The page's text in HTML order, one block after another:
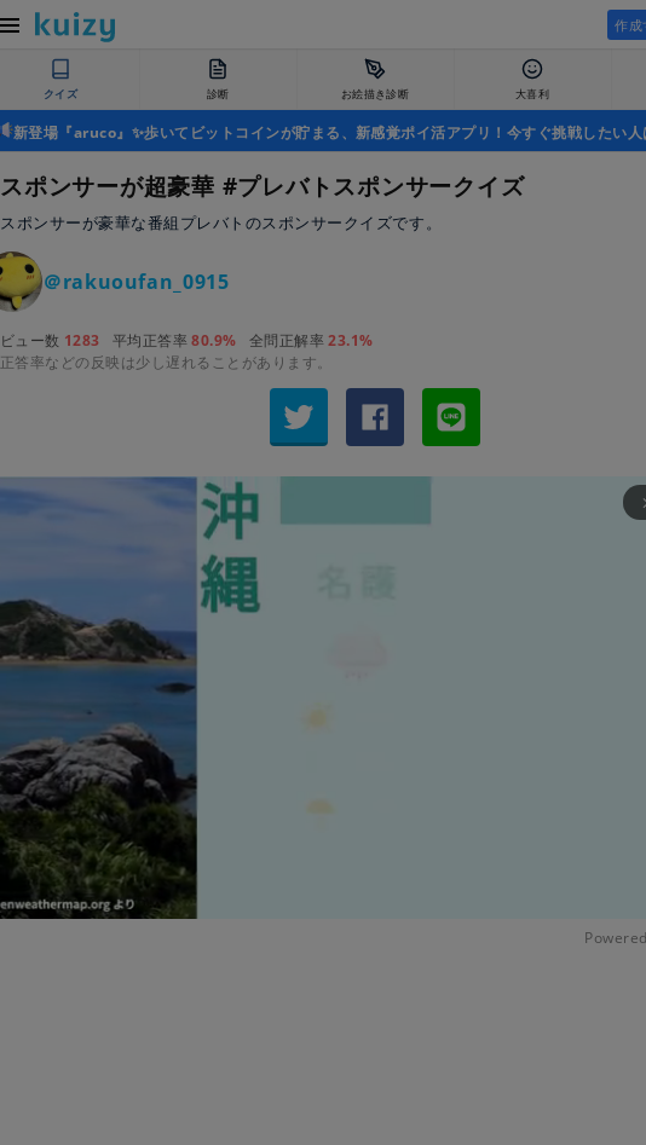
作成
クイズ 診断 お絵描き診断 大喜利
新登場『aruco』✨歩いてビットコインが貯まる、新感覚ポイ活アプリ！今すぐ挑戦したい人
スポンサーが超豪華 #プレバトスポンサークイズ
スポンサーが豪華な番組プレバトのスポンサークイズです。
＠rakuoufan_0915
ビュー数 1283 平均正答率80.9% 全問正解率23.1%
正答率などの反映は少し遅れることがあります。